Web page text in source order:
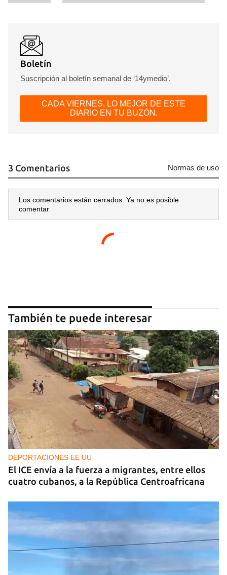
Boletín
Suscripción al boletín semanal de ‘14ymedio’.
CADA VIERNES, LO MEJOR DE ESTE
DIARIO EN TU BUZÓN.
3 Comentarios Normas de uso
Los comentarios están cerrados. Ya no es posible
comentar
También te puede interesar
DEPORTACIONES EE UU
El ICE envía a la fuerza a migrantes, entre ellos
cuatro cubanos, a la República Centroafricana